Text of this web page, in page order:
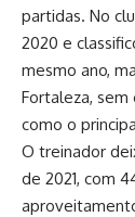
partidas. No
2020 e
mesmo ano,
Fortaleza,
como o
O treinador
de 2021, com